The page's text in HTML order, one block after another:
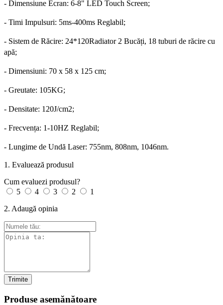
- Dimensiune Ecran: 6-8" LED Touch Screen;
- Timi Impulsuri: 5ms-400ms Reglabil;
- Sistem de Răcire: 24*120Radiator 2 Bucăți, 18 tuburi de răcire cu
apă;
- Dimensiuni: 70 x 58 x 125 cm;
- Greutate: 105KG;
- Densitate: 120J/cm2;
- Frecvența: 1-10HZ Reglabil;
- Lungime de Undă Laser: 755nm, 808nm, 1046nm.
1. Evaluează produsul
Cum evaluezi produsul?
5
4 3 2
1
2. Adaugă opinia
Trimite
Produse asemănătoare